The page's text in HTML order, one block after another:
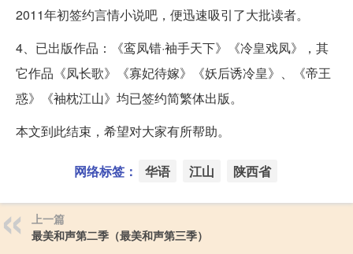
2011年初签约言情小说吧，便迅速吸引了大批读者。
4、已出版作品：《鸾凤错·袖手天下》《冷皇戏凤》，其
它作品《凤长歌》《寡妃待嫁》《妖后诱冷皇》、《帝王
惑》《袖枕江山》均已签约简繁体出版。
本文到此结束，希望对大家有所帮助。
网络标签： 华语 江山 陕西省
上一篇
最美和声第二季（最美和声第三季）